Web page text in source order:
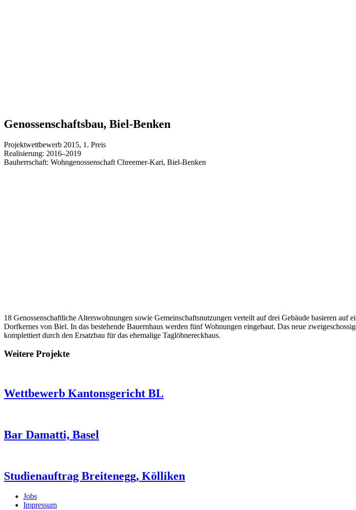
Genossen­schaftsbau, Biel-Benken
Projektwettbewerb 2015, 1. Preis
Realisierung: 2016–2019
Bauherrschaft: Wohngenossenschaft Chreemer-Kari, Biel-Benken
18 Genossenschaftliche Alterswohnungen sowie Gemeinschaftsnutzungen verteilt auf drei Gebäude basieren auf
Dorfkernes von Biel. In das bestehende Bauernhaus werden fünf Wohnungen eingebaut. Das neue
komplettiert durch den Ersatzbau für das ehemalige Taglöhnereckhaus.
Weitere Projekte
Wettbewerb Kantonsgericht BL
Bar Damatti, Basel
Studienauftrag Breitenegg, Kölliken
Jobs
Impressum